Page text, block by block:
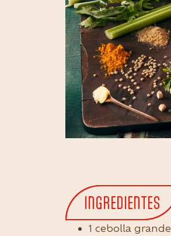
INGREDIENTES
1 cebolla grande